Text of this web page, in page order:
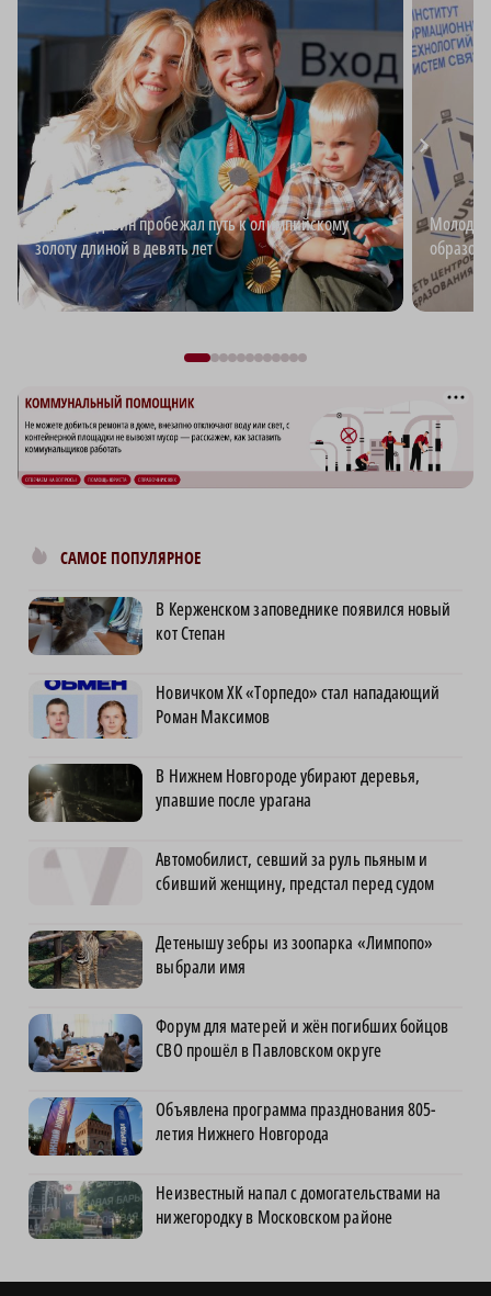
Андрей Вдовин пробежал путь к олимпийскому
золоту длиной в девять лет
САМОЕ ПОПУЛЯРНОЕ
В Керженском заповеднике появился новый
кот Степан
Новичком ХК «Торпедо» стал нападающий
Роман Максимов
В Нижнем Новгороде убирают деревья,
упавшие после урагана
Автомобилист, севший за руль пьяным и
сбивший женщину, предстал перед судом
Детенышу зебры из зоопарка «Лимпопо»
выбрали имя
Форум для матерей и жён погибших бойцов
СВО прошёл в Павловском округе
Объявлена программа празднования 805-
летия Нижнего Новгорода
Неизвестный напал с домогательствами на
нижегородку в Московском районе